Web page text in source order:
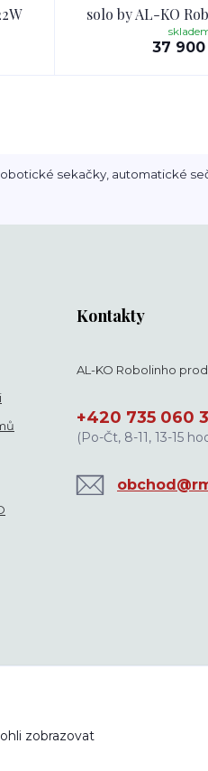
solo by AL-KO
37 900
sekačky, automatické
Kontakty
AL-KO Robolinho
+420 735 060
(Po-Čt, 8-11, 13-15
zobrazovat